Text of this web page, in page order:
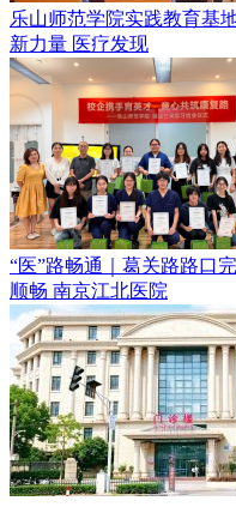
乐山师范学院实践教育基
新力量 医疗发现
“医”路畅通｜葛关路路口
顺畅 南京江北医院